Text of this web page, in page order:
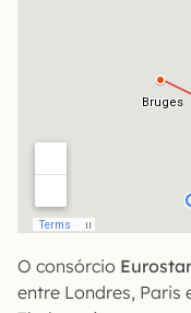
O consórcio Eurostar
entre Londres, Paris